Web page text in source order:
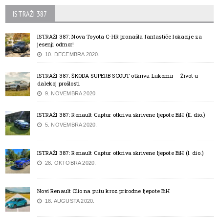
ISTRAŽI 387
ISTRAŽI 387: Nova Toyota C-HR pronašla fantastiče lokacije za
jesenji odmor!
10. DECEMBRA 2020.
ISTRAŽI 387: ŠKODA SUPERB SCOUT otkriva Lukomir – Život u
dalekoj prošlosti
9. NOVEMBRA 2020.
ISTRAŽI 387: Renault Captur otkriva skrivene ljepote BiH (II. dio.)
5. NOVEMBRA 2020.
ISTRAŽI 387: Renault Captur otkriva skrivene ljepote BiH (I. dio.)
28. OKTOBRA 2020.
Novi Renault Clio na putu kroz prirodne ljepote BiH
18. AUGUSTA 2020.